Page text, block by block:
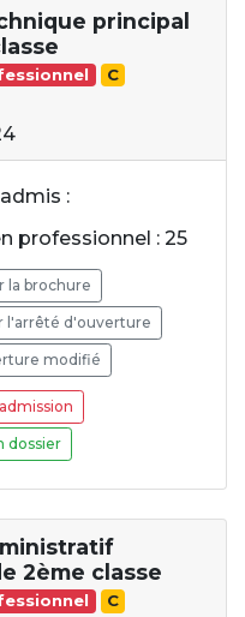
principal
C
:
professionnel : 25
la brochure
l'arrêté d'ouverture
modifié
dossier
2ème classe
C